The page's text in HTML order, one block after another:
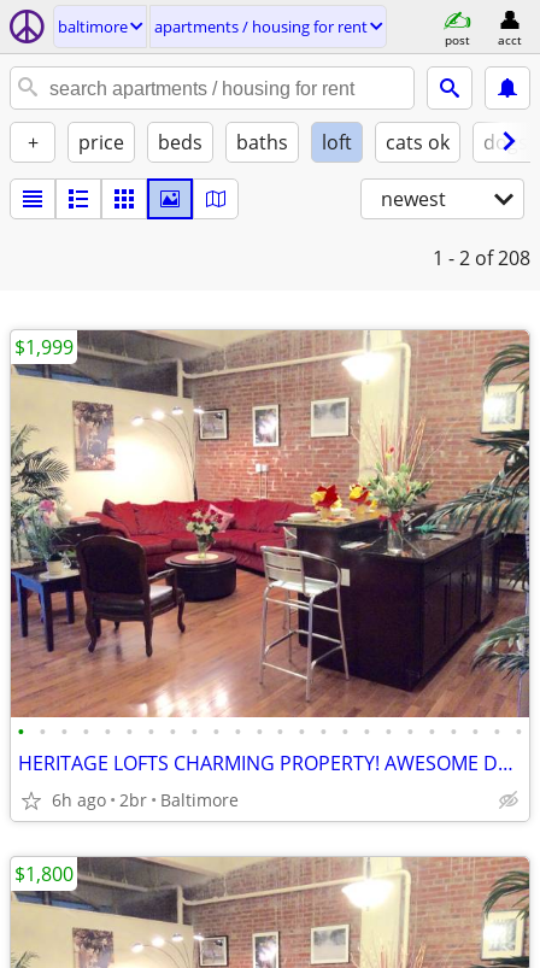
baltimore apartments / housing for rent
post acct
+ price beds baths loft cats ok dogs
newest
1 - 2 of 208
• • • • • • • • • • • • • • • • • • • • • • • •
HERITAGE LOFTS CHARMING PROPERTY! AWESOME DEALS! 21201
6h ago 2br Baltimore
$1,999
$1,800